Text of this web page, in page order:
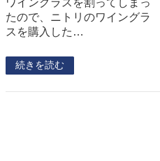
たので、ニトリのワイングラ
スを購入した…
続きを読む